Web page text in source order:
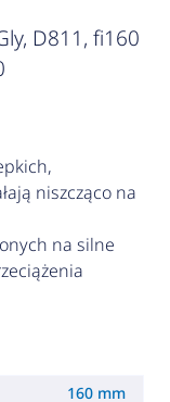
D811, fi160
niszcząco na
na silne
160 mm